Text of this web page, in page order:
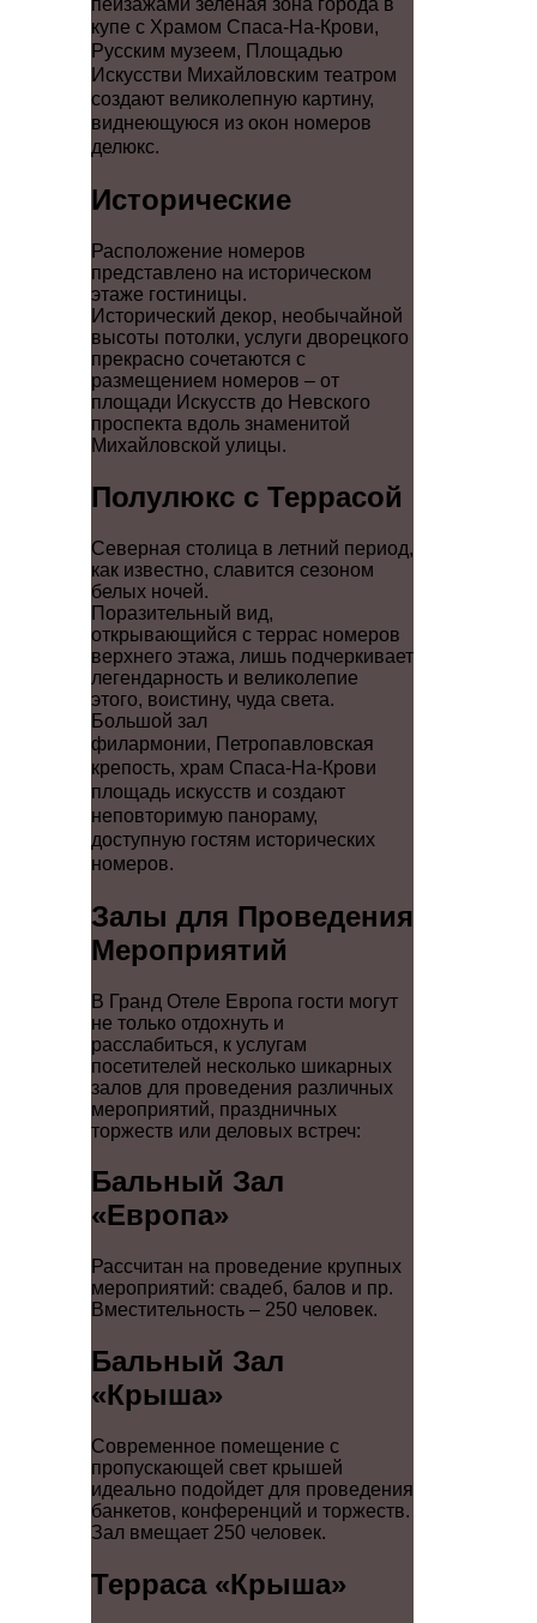
пейзажами зеленая зона города в
купе с Храмом Спаса-На-Крови,
Русским музеем, Площадью
Искусстви Михайловским театром
создают великолепную картину,
виднеющуюся из окон номеров
делюкс.
Исторические
Расположение номеров
представлено на историческом
этаже гостиницы.
Исторический декор, необычайной
высоты потолки, услуги дворецкого
прекрасно сочетаются с
размещением номеров – от
площади Искусств до Невского
проспекта вдоль знаменитой
Михайловской улицы.
Полулюкс с Террасой
Северная столица в летний период,
как известно, славится сезоном
белых ночей.
Поразительный вид,
открывающийся с террас номеров
верхнего этажа, лишь подчеркивает
легендарность и великолепие
этого, воистину, чуда света.
Большой зал
филармонии, Петропавловская
крепость, храм Спаса-На-Крови
площадь искусств и создают
неповторимую панораму,
доступную гостям исторических
номеров.
Залы для Проведения
Мероприятий
В Гранд Отеле Европа гости могут
не только отдохнуть и
расслабиться, к услугам
посетителей несколько шикарных
залов для проведения различных
мероприятий, праздничных
торжеств или деловых встреч:
Бальный Зал
«Европа»
Рассчитан на проведение крупных
мероприятий: свадеб, балов и пр.
Вместительность – 250 человек.
Бальный Зал
«Крыша»
Современное помещение с
пропускающей свет крышей
идеально подойдет для проведения
банкетов, конференций и торжеств.
Зал вмещает 250 человек.
Терраса «Крыша»